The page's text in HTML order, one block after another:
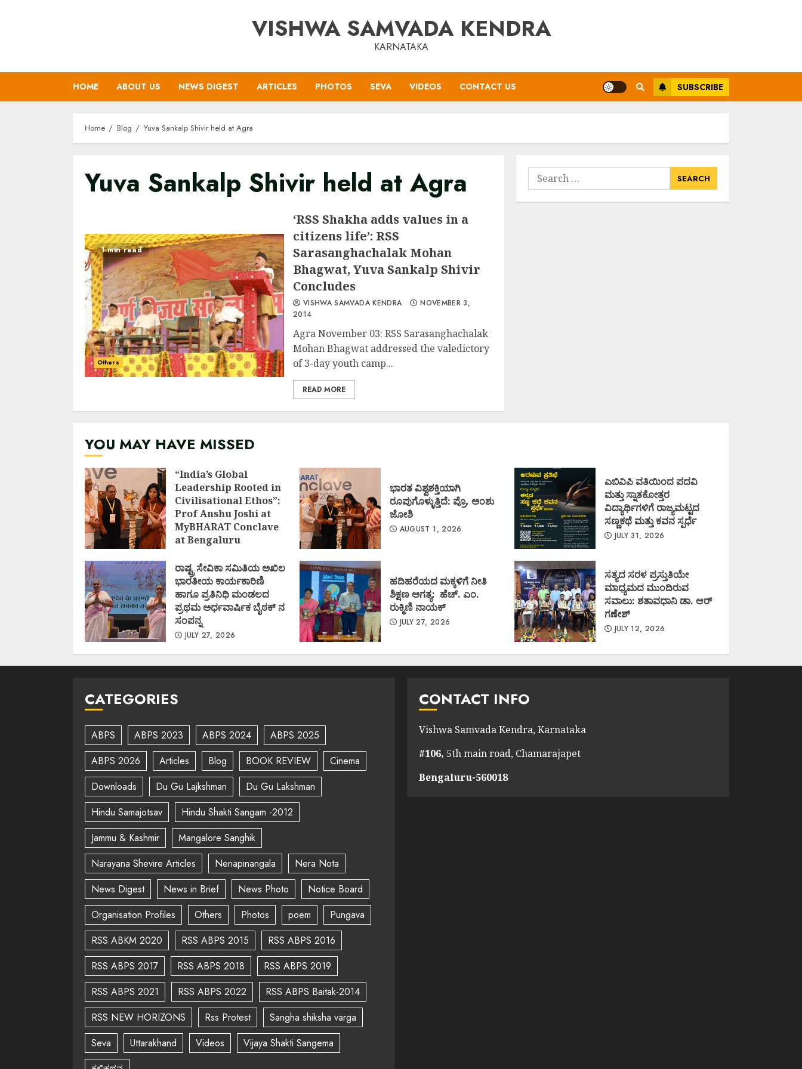
VISHWA SAMVADA KENDRA
KARNATAKA
HOME ABOUT US NEWS DIGEST ARTICLES PHOTOS SEVA VIDEOS CONTACT US SUBSCRIBE
Home Blog Yuva Sankalp Shivir held at Agra
Yuva Sankalp Shivir held at Agra
1 min read
Others
‘RSS Shakha adds values in a
citizens life’: RSS
Sarasanghachalak Mohan
Bhagwat, Yuva Sankalp Shivir
Concludes
VISHWA SAMVADA KENDRA
NOVEMBER 3,
2014
Agra November 03: RSS Sarasanghachalak
Mohan Bhagwat addressed the valedictory
of 3-day youth camp...
READ MORE
Search
for:
YOU MAY HAVE MISSED
“India’s Global
Leadership Rooted in
Civilisational Ethos”:
Prof Anshu Joshi at
MyBHARAT Conclave
at Bengaluru
ಭಾರತ ವಿಶ್ವಶಕ್ತಿಯಾಗಿ
ರೂಪುಗೊಳ್ಳುತ್ತಿದೆ: ಪ್ರೊ. ಅಂಶು
ಜೋಶಿ
AUGUST 1, 2026
ಎಬಿವಿಪಿ ವತಿಯಿಂದ ಪದವಿ
ಮತ್ತು ಸ್ನಾತಕೋತ್ತರ
ವಿದ್ಯಾರ್ಥಿಗಳಿಗೆ ರಾಜ್ಯಮಟ್ಟದ
ಸಣ್ಣಕಥೆ ಮತ್ತು ಕವನ ಸ್ಪರ್ಧೆ
JULY 31, 2026
ರಾಷ್ಟ್ರ ಸೇವಿಕಾ ಸಮಿತಿಯ ಅಖಿಲ
ಭಾರತೀಯ ಕಾರ್ಯಕಾರಿಣಿ
ಹಾಗೂ ಪ್ರತಿನಿಧಿ ಮಂಡಲದ
ಪ್ರಥಮ ಅರ್ಧವಾರ್ಷಿಕ ಬೈಠಕ್ ನ
ಸಂಪನ್ನ
JULY 27, 2026
ಹದಿಹರೆಯದ ಮಕ್ಕಳಿಗೆ ನೀತಿ
ಶಿಕ್ಷಣ ಅಗತ್ಯ: ಹೆಚ್. ಎಂ.
ರುಕ್ಮಿಣಿ ನಾಯಕ್
JULY 27, 2026
ಸತ್ಯದ ಸರಳ ಪ್ರಸ್ತುತಿಯೇ
ಮಾಧ್ಯಮದ ಮುಂದಿರುವ
ಸವಾಲು: ಶತಾವಧಾನಿ ಡಾ. ಆರ್
ಗಣೇಶ್
JULY 12, 2026
CATEGORIES
ABPS ABPS 2023 ABPS 2024
ABPS 2025
ABPS 2026
Articles Blog BOOK REVIEW
Cinema
Downloads
Du Gu Lajkshman
Du Gu Lakshman
Hindu Samajotsav
Hindu Shakti Sangam -2012
Jammu & Kashmir
Mangalore Sanghik
Narayana Shevire Articles
Nenapinangala
Nera Nota
News Digest
News in Brief News Photo
Notice Board
Organisation Profiles
Others Photos poem
Pungava
RSS ABKM 2020
RSS ABPS 2015
RSS ABPS 2016
RSS ABPS 2017
RSS ABPS 2018
RSS ABPS 2019
RSS ABPS 2021
RSS ABPS 2022
RSS ABPS Baitak-2014
RSS NEW HORIZONS
Rss Protest
Sangha shiksha varga
Seva
Uttarakhand Videos
Vijaya Shakti Sangema
CONTACT INFO
Vishwa Samvada Kendra, Karnataka
#106, 5th main road, Chamarajapet
Bengaluru-560018